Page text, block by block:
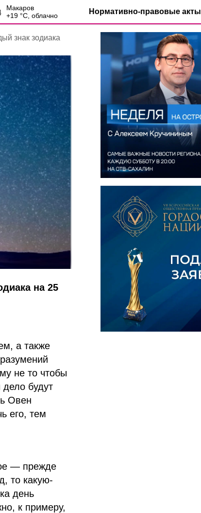
Макаров
+19 °С, облачно Нормативно-правовые акты
знак зодиака
на 25
а также
не то чтобы
дело будут
Овен
его, тем
— прежде
то какую-
день
к примеру,